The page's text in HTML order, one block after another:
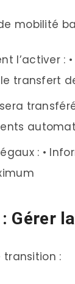
mobilité
l’activer :
transfert
: •
Gérer
transition :